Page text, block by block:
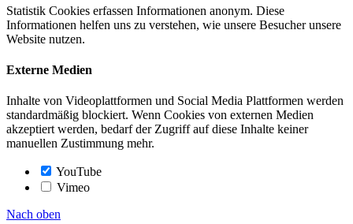
Statistik Cookies erfassen Informationen anonym. Diese
Informationen helfen uns zu verstehen, wie unsere Besucher unsere
Website nutzen.
Externe Medien
Inhalte von Videoplattformen und Social Media Plattformen werden
standardmäßig blockiert. Wenn Cookies von externen Medien
akzeptiert werden, bedarf der Zugriff auf diese Inhalte keiner
manuellen Zustimmung mehr.
YouTube
Vimeo
Nach oben